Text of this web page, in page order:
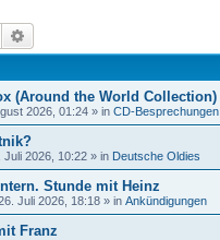
Suche
(Around the World Collection)
2026, 01:24 » in CD-Besprechungen
Juli 2026, 10:22 » in Deutsche Oldies
Stunde mit Heinz
Juli 2026, 18:18 » in Ankündigungen
Franz